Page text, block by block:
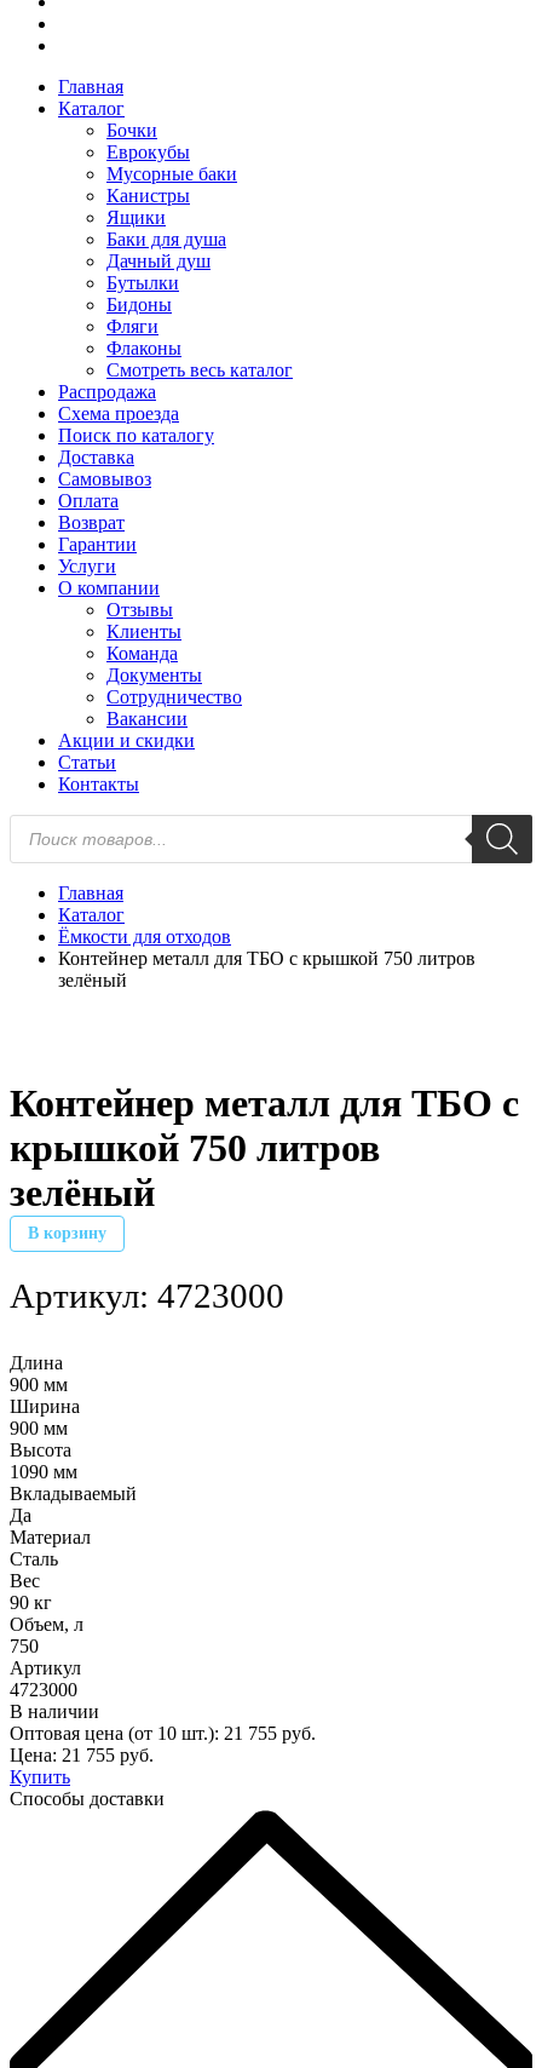
Главная
Каталог
Бочки
Еврокубы
Мусорные баки
Канистры
Ящики
Баки для душа
Дачный душ
Бутылки
Бидоны
Фляги
Флаконы
Смотреть весь каталог
Распродажа
Схема проезда
Поиск по каталогу
Доставка
Самовывоз
Оплата
Возврат
Гарантии
Услуги
О компании
Отзывы
Клиенты
Команда
Документы
Сотрудничество
Вакансии
Акции и скидки
Статьи
Контакты
Поиск
товаров
Главная
Каталог
Ёмкости для отходов
Контейнер металл для ТБО с крышкой 750 литров
зелёный
Контейнер металл для ТБО с
крышкой 750 литров
зелёный
В корзину
Артикул: 4723000
Длина
900 мм
Ширина
900 мм
Высота
1090 мм
Вкладываемый
Да
Материал
Сталь
Вес
90 кг
Объем, л
750
Артикул
4723000
В наличии
Оптовая цена (от 10 шт.): 21 755 руб.
Цена: 21 755 руб.
Купить
Способы доставки